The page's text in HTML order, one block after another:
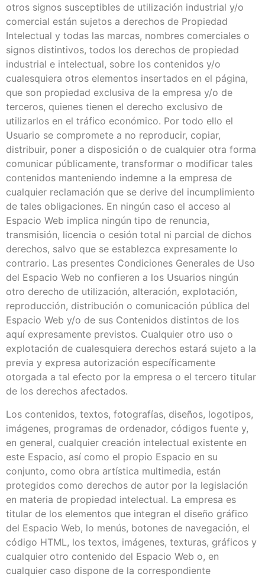
otros signos susceptibles de utilización industrial y/o
comercial están sujetos a derechos de Propiedad
Intelectual y todas las marcas, nombres comerciales o
signos distintivos, todos los derechos de propiedad
industrial e intelectual, sobre los contenidos y/o
cualesquiera otros elementos insertados en el página,
que son propiedad exclusiva de la empresa y/o de
terceros, quienes tienen el derecho exclusivo de
utilizarlos en el tráfico económico. Por todo ello el
Usuario se compromete a no reproducir, copiar,
distribuir, poner a disposición o de cualquier otra forma
comunicar públicamente, transformar o modificar tales
contenidos manteniendo indemne a la empresa de
cualquier reclamación que se derive del incumplimiento
de tales obligaciones. En ningún caso el acceso al
Espacio Web implica ningún tipo de renuncia,
transmisión, licencia o cesión total ni parcial de dichos
derechos, salvo que se establezca expresamente lo
contrario. Las presentes Condiciones Generales de Uso
del Espacio Web no confieren a los Usuarios ningún
otro derecho de utilización, alteración, explotación,
reproducción, distribución o comunicación pública del
Espacio Web y/o de sus Contenidos distintos de los
aquí expresamente previstos. Cualquier otro uso o
explotación de cualesquiera derechos estará sujeto a la
previa y expresa autorización específicamente
otorgada a tal efecto por la empresa o el tercero titular
de los derechos afectados.
Los contenidos, textos, fotografías, diseños, logotipos,
imágenes, programas de ordenador, códigos fuente y,
en general, cualquier creación intelectual existente en
este Espacio, así como el propio Espacio en su
conjunto, como obra artística multimedia, están
protegidos como derechos de autor por la legislación
en materia de propiedad intelectual. La empresa es
titular de los elementos que integran el diseño gráfico
del Espacio Web, lo menús, botones de navegación, el
código HTML, los textos, imágenes, texturas, gráficos y
cualquier otro contenido del Espacio Web o, en
cualquier caso dispone de la correspondiente